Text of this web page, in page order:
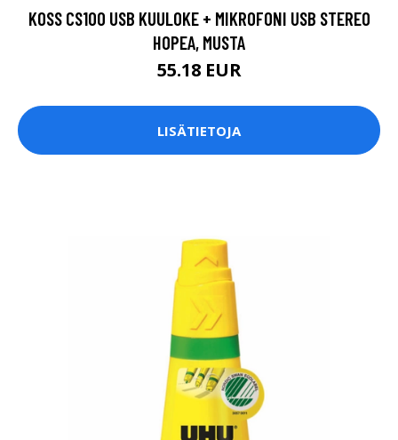
KOSS CS100 USB KUULOKE + MIKROFONI USB STEREO
HOPEA, MUSTA
55.18 EUR
LISÄTIETOJA